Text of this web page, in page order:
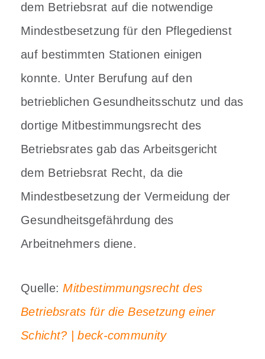
dem Betriebsrat auf die notwendige
Mindestbesetzung für den Pflegedienst
auf bestimmten Stationen einigen
konnte. Unter Berufung auf den
betrieblichen Gesundheitsschutz und das
dortige Mitbestimmungsrecht des
Betriebsrates gab das Arbeitsgericht
dem Betriebsrat Recht, da die
Mindestbesetzung der Vermeidung der
Gesundheitsgefährdung des
Arbeitnehmers diene.
Quelle:Mitbestimmungsrecht des
Betriebsrats für die Besetzung einer
Schicht? | beck-community